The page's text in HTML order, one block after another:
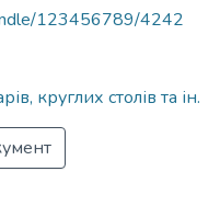
123456789/4242
круглих столів та ін.